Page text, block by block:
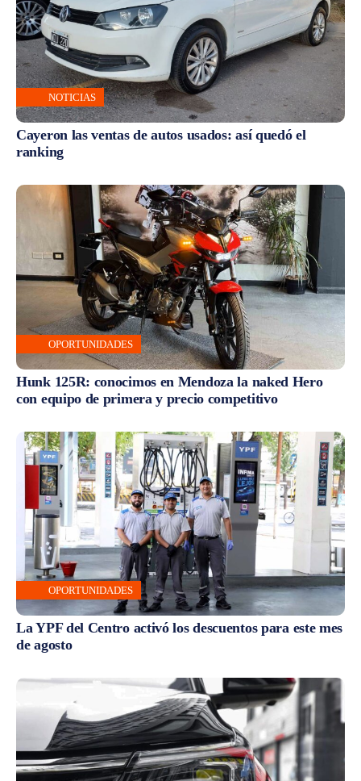
NOTICIAS
Cayeron las ventas de autos usados: así quedó el
ranking
OPORTUNIDADES
Hunk 125R: conocimos en Mendoza la naked Hero
con equipo de primera y precio competitivo
OPORTUNIDADES
La YPF del Centro activó los descuentos para este mes
de agosto